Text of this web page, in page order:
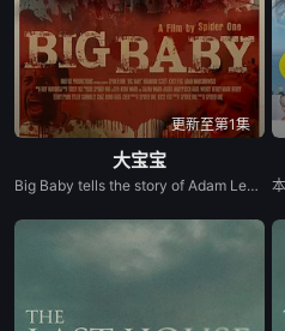
更新至第1集
大宝宝
Big Baby tells the story of Adam Lewis, a successful horror screenwriter struggling for inspiration for his latest script. After a graphic and realistic nightmare of a hulking man dressed in a baby mask and onesie who axe murders his girlfriend Kate in the middle of the night, Adam gets the inspiration he needs for his new screenplay. Excited about the direction his story is taking, he starts losing himself in his script. Things are better than ever for Adam and Kate until “Big Baby” starts appearing in real life and tormenting and killing victims fueled by his own revenge. Characters from Adam’s script begin to pay him visits pleading for their lives, and he quickly realizes he holds their fate in his hands. Power and fear completely consume Adam until his girlfriend Kate is terrified of the man she once loved.